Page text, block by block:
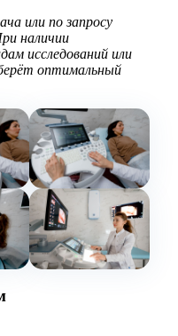
или по запросу
наличии
исследований или
оптимальный